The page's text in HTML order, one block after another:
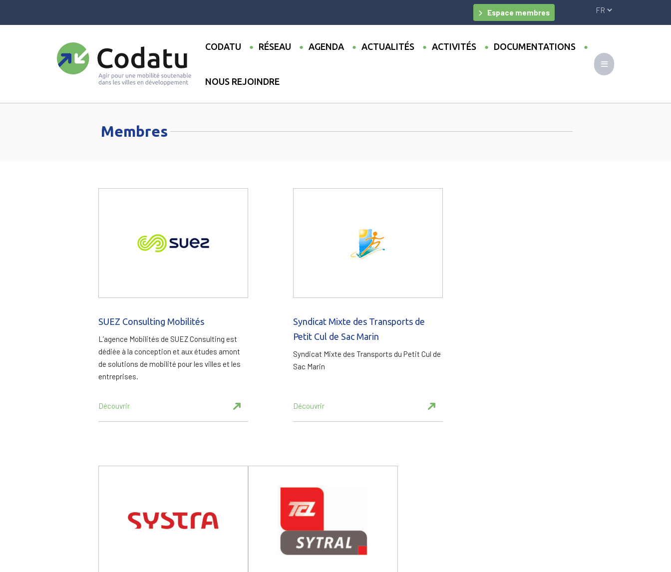
Espace membres
CODATU RÉSEAU AGENDA ACTUALITÉS ACTIVITÉS DOCUMENTATIONS
NOUS REJOINDRE
Membres
SUEZ Consulting Mobilités
L’agence Mobilités de SUEZ Consulting est
dédiée à la conception et aux études amont
de solutions de mobilité pour les villes et les
entreprises.
Découvrir
Syndicat Mixte des Transports de
Petit Cul de Sac Marin
Syndicat Mixte des Transports du Petit Cul de
Sac Marin
Découvrir